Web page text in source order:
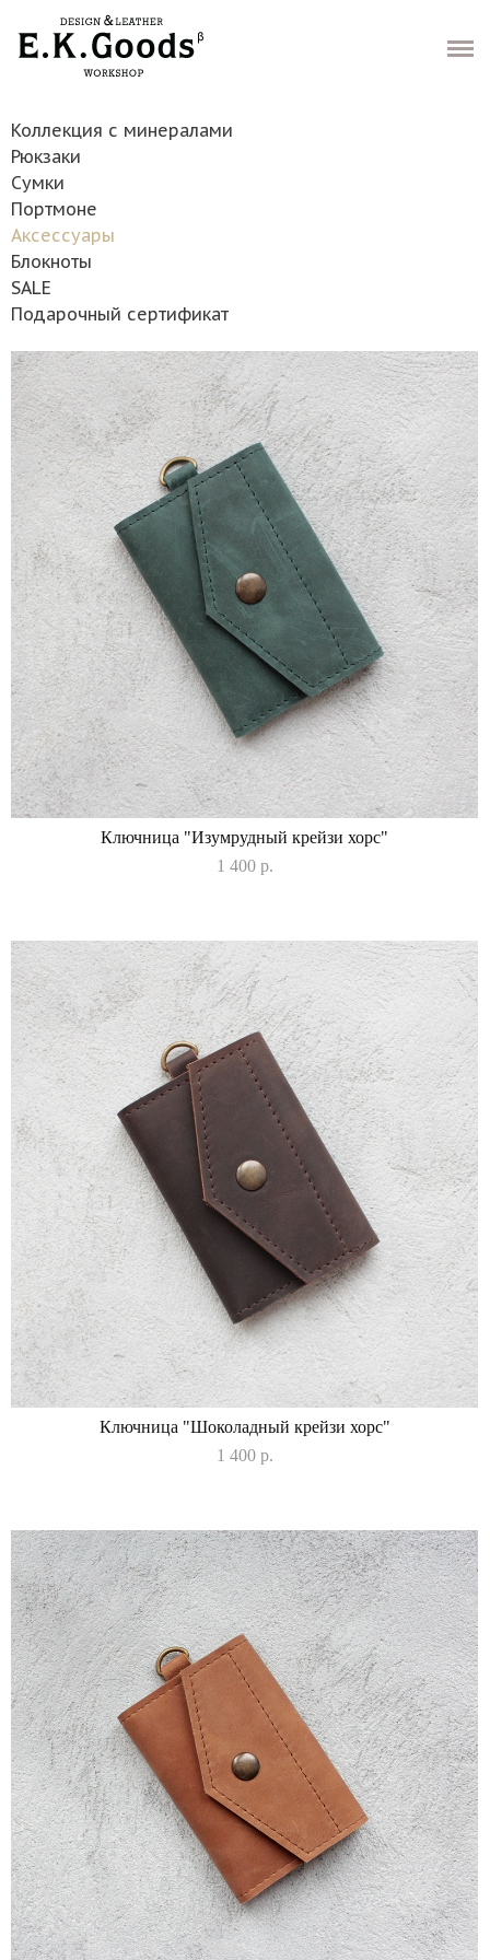
Интернет-магазин
Доставка
Как мы работаем
Контакты
Хочу скидку
- Ваш заказ(0)-
Коллекция с минералами
Рюкзаки
Сумки
Портмоне
Аксессуары
Блокноты
SALE
Подарочный сертификат
Ключница "Изумрудный крейзи хорс"
1 400 p.
Ключница "Шоколадный крейзи хорс"
1 400 p.